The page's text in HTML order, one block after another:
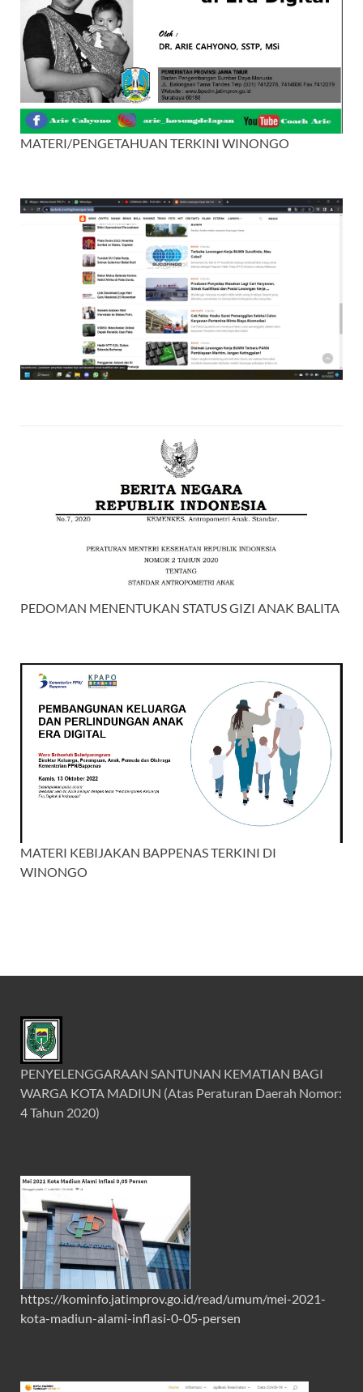
MATERI/PENGETAHUAN TERKINI WINONGO
PEDOMAN MENENTUKAN STATUS GIZI ANAK BALITA
MATERI KEBIJAKAN BAPPENAS TERKINI DI
WINONGO
PENYELENGGARAAN SANTUNAN KEMATIAN BAGI
WARGA KOTA MADIUN (Atas Peraturan Daerah Nomor:
4 Tahun 2020)
https://kominfo.jatimprov.go.id/read/umum/mei-2021-
kota-madiun-alami-inflasi-0-05-persen